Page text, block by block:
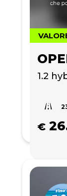
1.2
€